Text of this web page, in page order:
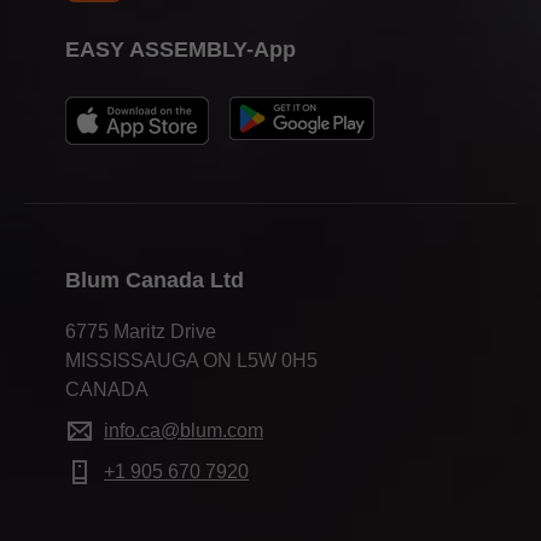
Blum Canada Ltd
6775 Maritz Drive
MISSISSAUGA ON L5W 0H5
CANADA
info.ca@blum.com
+1 905 670 7920
EASY ASSEMBLY-App